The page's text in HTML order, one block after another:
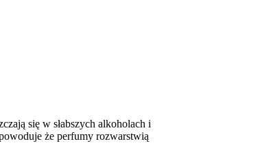
się w słabszych alkoholach i
że perfumy rozwarstwią